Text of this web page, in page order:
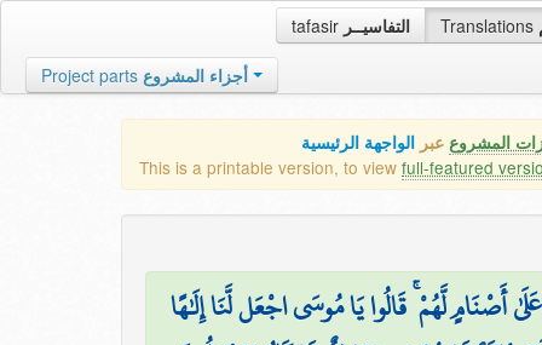
tafasir التفاسيــر Translations
Project parts أجزاء المشروع
المشروع عبر الواجهة الرئيسية
This is a printable version, to view full-featured
أَصْنَامٍ لَّهُمْ ۚ قَالُوا يَا مُوسَى اجْعَل لَّنَا إِلَٰهًا